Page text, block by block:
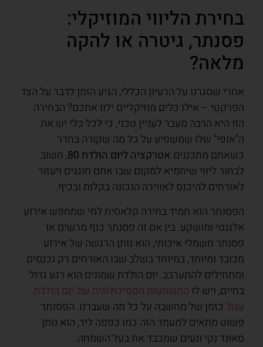
בחירת הליווי המוזיקלי:
פסנתר, גיטרה או להקה
מלאה?
אחרי שסגרנו על הרעיון הכללי, הגיע הזמן לדבר על הצד
הפרקטי – אילו כלים מוזיקליים ילוו אתכם? הבחירה
הזו היא הרבה מעבר לעניין טכני, כי לכל כלי יש את
ה"אופי" שלו שמשפיע על כל מה שקורה בחדר.
כשאתם מתכננים אטרקציה ליום הולדת 80
, חשוב
לבחור ליווי שיחמיא למקום שבו אתם חוגגים ויעזור
לאורחים להיכנס לאווירה הנכונה בקלות ובכיף.
הפסנתר הוא תמיד בחירה קלאסית למי שמחפש אירוע
אלגנטי ומושקע. בין אם זה פסנתר כנף מרשים או
פסנתר חשמלי איכותי, הוא נותן הרגשה של אירוע
מכובד ומיוחד, במיוחד בשלב שבו האורחים רק נכנסים
ומתחילים להתערבב. יום הולדת שמונים הוא רגע גדול
בחיים, ויש לו המשמעות הפסיכולוגית של יום הולדת
עגול כזמן של מחשבה על כל מה שעברנו. הפסנתר
פשוט מתאים למעמד הזה כמו כפפה ליד, הוא נותן
סאונד נקי ונעים שמכבד את בעל השמחה.